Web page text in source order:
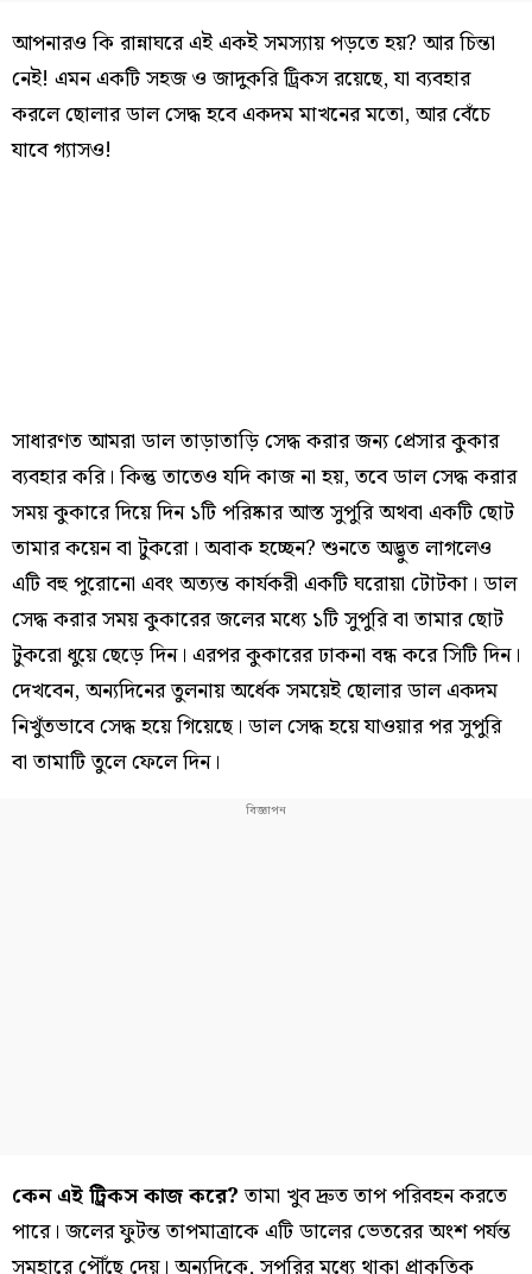
আপনারও কি রান্নাঘরে এই একই সমস্যায় পড়তে হয়? আর চিন্তা
নেই! এমন একটি সহজ ও জাদুকরি ট্রিকস রয়েছে, যা ব্যবহার
করলে ছোলার ডাল সেদ্ধ হবে একদম মাখনের মতো, আর বেঁচে
যাবে গ্যাসও!
সাধারণত আমরা ডাল তাড়াতাড়ি সেদ্ধ করার জন্য প্রেসার কুকার
ব্যবহার করি। কিন্তু তাতেও যদি কাজ না হয়, তবে ডাল সেদ্ধ করার
সময় কুকারে দিয়ে দিন ১টি পরিষ্কার আস্ত সুপুরি অথবা একটি ছোট
তামার কয়েন বা টুকরো। অবাক হচ্ছেন? শুনতে অদ্ভুত লাগলেও
এটি বহু পুরোনো এবং অত্যন্ত কার্যকরী একটি ঘরোয়া টোটকা। ডাল
সেদ্ধ করার সময় কুকারের জলের মধ্যে ১টি সুপুরি বা তামার ছোট
টুকরো ধুয়ে ছেড়ে দিন। এরপর কুকারের ঢাকনা বন্ধ করে সিটি দিন।
দেখবেন, অন্যদিনের তুলনায় অর্ধেক সময়েই ছোলার ডাল একদম
নিখুঁতভাবে সেদ্ধ হয়ে গিয়েছে। ডাল সেদ্ধ হয়ে যাওয়ার পর সুপুরি
বা তামাটি তুলে ফেলে দিন।
কেন এই ট্রিকস কাজ করে?তামা খুব দ্রুত তাপ পরিবহন করতে
পারে। জলের ফুটন্ত তাপমাত্রাকে এটি ডালের ভেতরের অংশ পর্যন্ত